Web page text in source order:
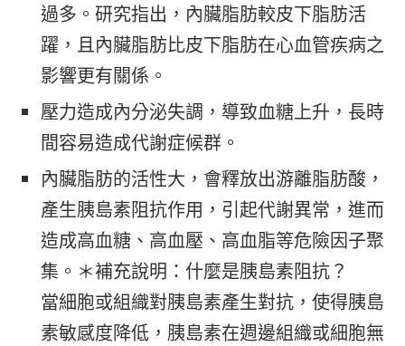
過多。研究指出，內臟脂肪較皮下脂肪活
躍，且內臟脂肪比皮下脂肪在心血管疾病之
影響更有關係。
壓力造成內分泌失調，導致血糖上升，長時
間容易造成代謝症候群。
內臟脂肪的活性大，會釋放出游離脂肪酸，
產生胰島素阻抗作用，引起代謝異常，進而
造成高血糖、高血壓、高血脂等危險因子聚
集。＊補充說明：什麼是胰島素阻抗？
當細胞或組織對胰島素產生對抗，使得胰島
素敏感度降低，胰島素在週邊組織或細胞無